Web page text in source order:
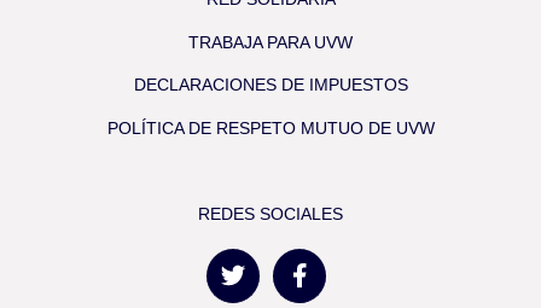
TRABAJA PARA UVW
DECLARACIONES DE IMPUESTOS
POLÍTICA DE RESPETO MUTUO DE UVW
REDES SOCIALES